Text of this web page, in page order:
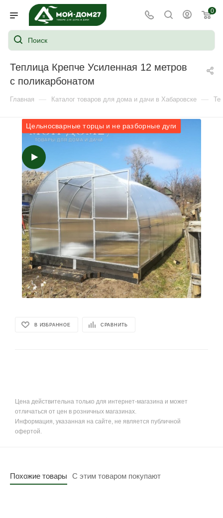
0
Теплица Крепче Усиленная 12 метров
с поликарбонатом
Главная — Каталог товаров для дома и дачи в Хабаровске —
Цельносварные торцы и не разборные дуги
В ИЗБРАННОЕ СРАВНИТЬ
Цена действительна только для интернет-магазина и может
отличаться от цен в розничных магазинах.
Информация, указанная на сайте, не является публичной
офертой.
Похожие товары С этим товаром покупают